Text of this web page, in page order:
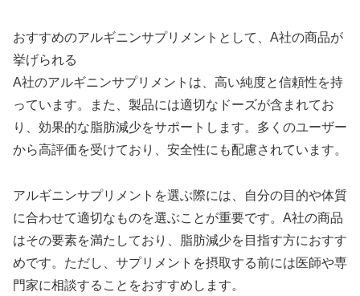
おすすめのアルギニンサプリメントとして、A社の商品が
挙げられる
A社のアルギニンサプリメントは、高い純度と信頼性を持
っています。また、製品には適切なドーズが含まれてお
り、効果的な脂肪減少をサポートします。多くのユーザー
から高評価を受けており、安全性にも配慮されています。
アルギニンサプリメントを選ぶ際には、自分の目的や体質
に合わせて適切なものを選ぶことが重要です。A社の商品
はその要素を満たしており、脂肪減少を目指す方におすす
めです。ただし、サプリメントを摂取する前には医師や専
門家に相談することをおすすめします。